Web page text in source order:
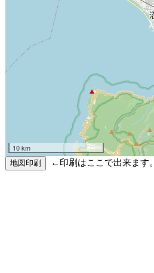
10 km
←印刷はここで出来ます。